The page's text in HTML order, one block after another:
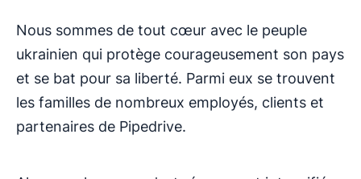
Nous sommes de tout cœur avec le peuple
ukrainien qui protège courageusement son pays
et se bat pour sa liberté. Parmi eux se trouvent
les familles de nombreux employés, clients et
partenaires de Pipedrive.